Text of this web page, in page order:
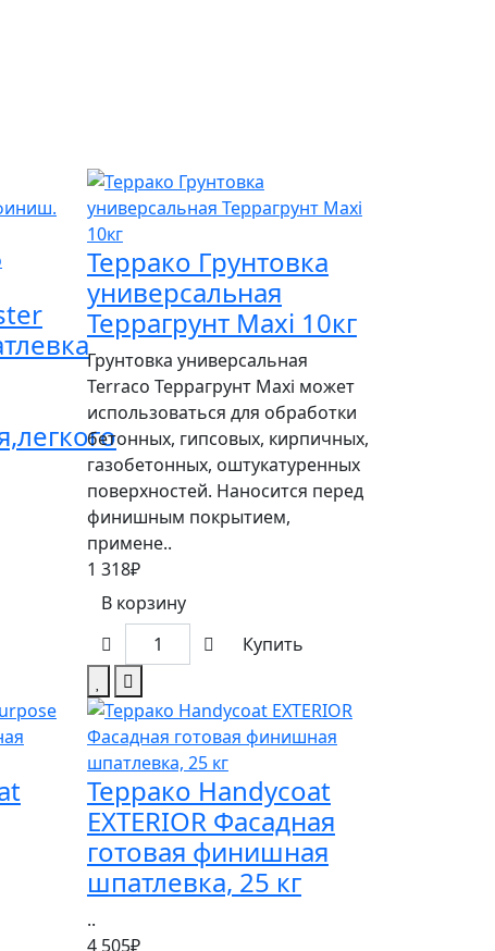
Террако Грунтовка
универсальная
Террагрунт Maxi 10кг
Грунтовка универсальная
Terraco Террагрунт Maxi может
использоваться для обработки
бетонных, гипсовых, кирпичных,
газобетонных, оштукатуренных
поверхностей. Наносится перед
финишным покрытием,
примене..
1 318₽
В корзину
Купить
Террако Handycoat
EXTERIOR Фасадная
готовая финишная
шпатлевка, 25 кг
..
4 505₽